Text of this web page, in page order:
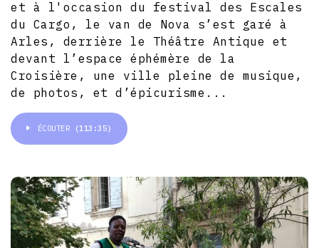
et à l'occasion du festival des Escales
du Cargo, le van de Nova s’est garé à
Arles, derrière le Théâtre Antique et
devant l’espace éphémère de la
Croisière, une ville pleine de musique,
de photos, et d’épicurisme...
ÉCOUTER (113:35)